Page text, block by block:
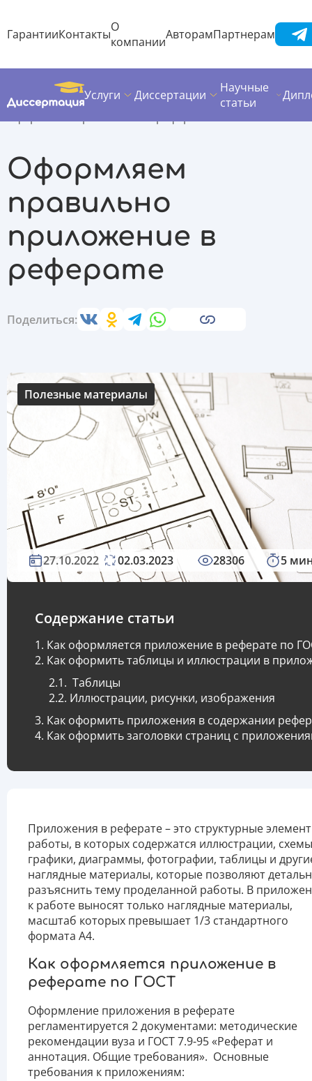
ГарантииКонтактыО
компанииАвторамПартнерам
Услуги Диссертации
Научные
статьи
ДиссертацияПолезные материалы
Оформляем
правильно
приложение в
реферате
Поделиться:
Полезные материалы
27.10.2022 02.03.2023 28306 5
Содержание статьи
Как оформляется приложение в реферате по
Как оформить таблицы и иллюстрации в
Таблицы
Иллюстрации, рисунки, изображения
Как оформить приложения в содержании
Как оформить заголовки страниц с
Приложения в реферате – это структурные
работы, в которых содержатся иллюстрации,
графики, диаграммы, фотографии, таблицы и
наглядные материалы, которые позволяют
разъяснить тему проделанной работы. В
к работе выносят только наглядные материалы,
масштаб которых превышает 1/3 стандартного
формата А4.
Как оформляется приложение в
реферате по ГОСТ
Оформление приложения в реферате
регламентируется 2 документами: методические
рекомендации вуза и ГОСТ 7.9-95 «Реферат и
аннотация. Общие требования». Основные
требования к приложениям: